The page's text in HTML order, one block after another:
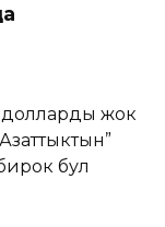
жок
бул